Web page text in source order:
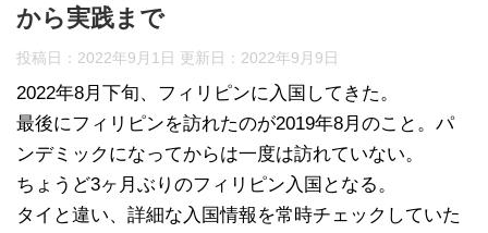
から実践まで
投稿日：2022年9月1日 更新日： 2022年9月9日
2022年8月下旬、フィリピンに入国してきた。
最後にフィリピンを訪れたのが2019年8月のこと。パ
ンデミックになってからは一度は訪れていない。
ちょうど3ヶ月ぶりのフィリピン入国となる。
タイと違い、詳細な入国情報を常時チェックしていた